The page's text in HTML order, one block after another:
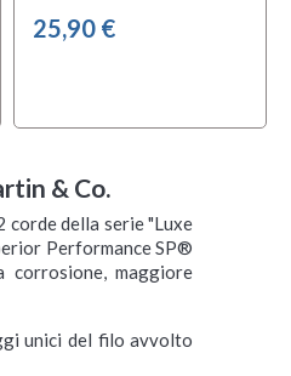
25,90 €
& Co.
della serie "Luxe
Performance SP®
maggiore
unici del filo avvolto